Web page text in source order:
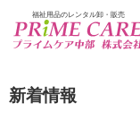
福祉用品のレンタル卸・販売
新着情報